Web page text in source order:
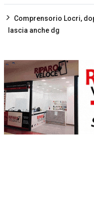
Comprensorio Locri,
lascia anche dg